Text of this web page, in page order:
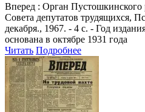
Вперед : Орган
Совета депутатов трудящихся,
декабря., 1967. - 4 с. - Год
основана в октябре 1931 года
Читать Подробнее